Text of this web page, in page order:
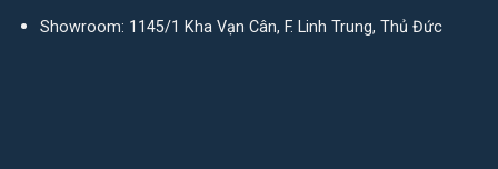
Showroom: 1145/1 Kha Vạn Cân, F. Linh Trung, Thủ Đức